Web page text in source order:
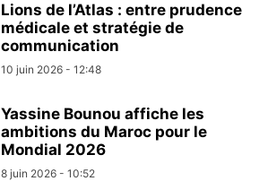
Lions de l’Atlas : entre prudence
médicale et stratégie de
communication
10 juin 2026 - 12:48
Yassine Bounou affiche les
ambitions du Maroc pour le
Mondial 2026
8 juin 2026 - 10:52